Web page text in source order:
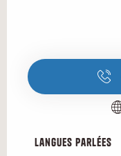
Langues parlées
Langues parlées